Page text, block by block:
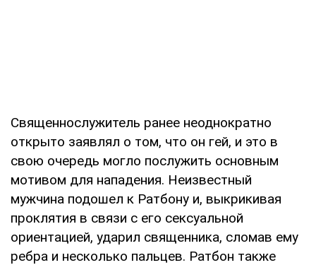
Священнослужитель ранее неоднократно
открыто заявлял о том, что он гей, и это в
свою очередь могло послужить основным
мотивом для нападения. Неизвестный
мужчина подошел к Ратбону и, выкрикивая
проклятия в связи с его сексуальной
ориентацией, ударил священника, сломав ему
ребра и несколько пальцев. Ратбон также